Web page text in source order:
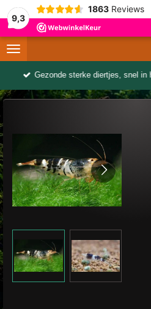
9,3
1863 Reviews
Gezonde sterke diertjes, snel in